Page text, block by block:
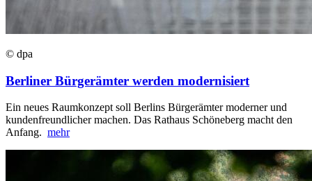
© dpa
Berliner Bürgerämter werden modernisiert
Ein neues Raumkonzept soll Berlins Bürgerämter moderner und
kundenfreundlicher machen. Das Rathaus Schöneberg macht den
Anfang. mehr